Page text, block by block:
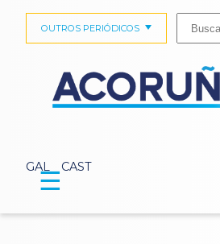
GAL CAST
OUTROS PERIÓDICOS
☰